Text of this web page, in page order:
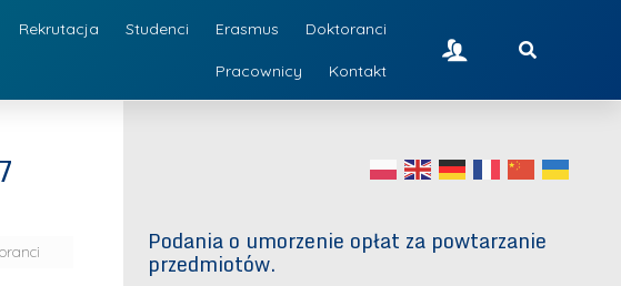
Rekrutacja Studenci Erasmus Doktoranci
Pracownicy Kontakt
Podania o umorzenie opłat za powtarzanie
przedmiotów.